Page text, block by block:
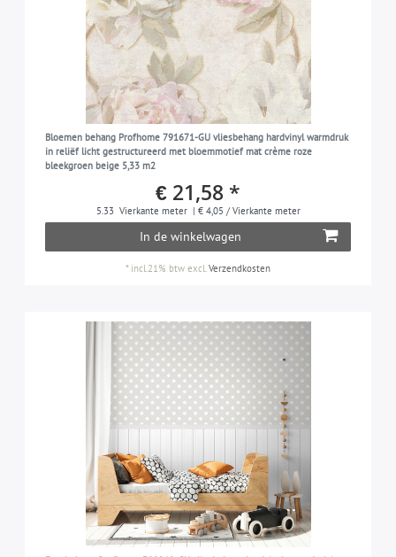
Bloemen behang Profhome 791671-GU vliesbehang hardvinyl warmdruk
in reliëf licht gestructureerd met bloemmotief mat crème roze
bleekgroen beige 5,33 m2
€ 21,58 *
5.33 Vierkante meter | € 4,05 / Vierkante meter
In de winkelwagen
* incl.21% btw excl. Verzendkosten